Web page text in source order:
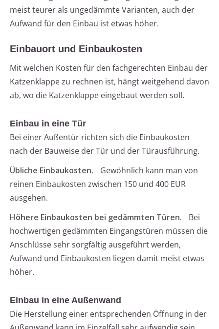
meist teurer als ungedämmte Varianten, auch der
Aufwand für den Einbau ist etwas höher.
Einbauort und Einbaukosten
Mit welchen Kosten für den fachgerechten Einbau der
Katzenklappe zu rechnen ist, hängt weitgehend davon
ab, wo die Katzenklappe eingebaut werden soll.
Einbau in eine Tür
Bei einer Außentür richten sich die Einbaukosten
nach der Bauweise der Tür und der Türausführung.
Übliche Einbaukosten.
Gewöhnlich kann man von
reinen Einbaukosten zwischen 150 und 400 EUR
ausgehen.
Höhere Einbaukosten bei gedämmten Türen.
Bei
hochwertigen gedämmten Eingangstüren müssen die
Anschlüsse sehr sorgfältig ausgeführt werden,
Aufwand und Einbaukosten liegen damit meist etwas
höher.
Einbau in eine Außenwand
Die Herstellung einer entsprechenden Öffnung in der